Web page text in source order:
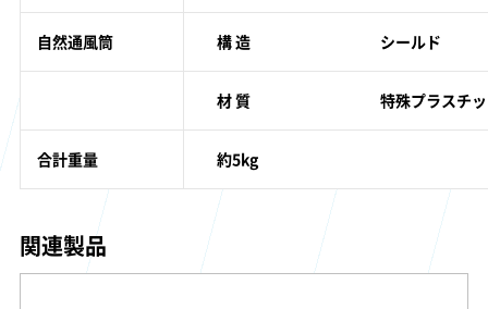
自然通風筒 構 造 シールド
材 質 特殊プラスチ
合計重量 約5kg
関連製品